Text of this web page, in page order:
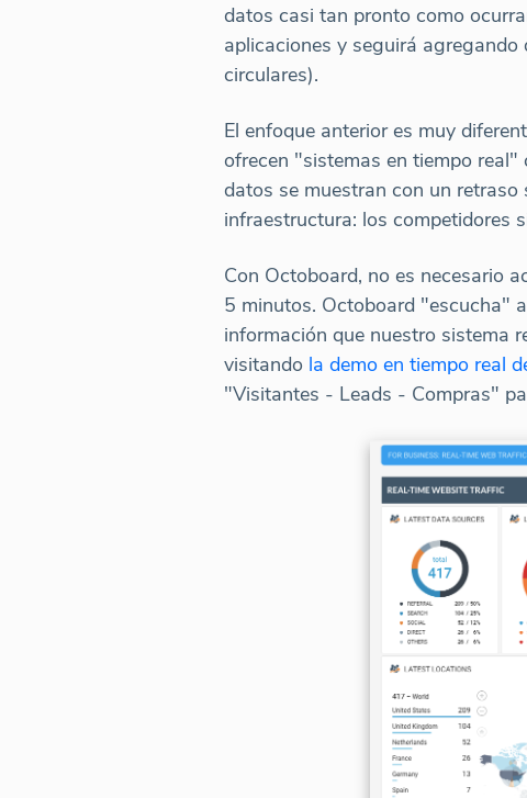
datos casi tan pronto como
aplicaciones y seguirá
circulares).
El enfoque anterior es muy
ofrecen "sistemas en tiempo
datos se muestran con un
infraestructura: los competidores
Con Octoboard, no es necesario
5 minutos. Octoboard "escucha"
información que nuestro sistema
visitando la demo en tiempo real
"Visitantes - Leads - Compras"